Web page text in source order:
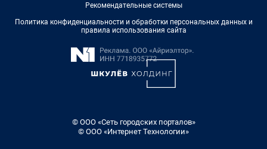
Рекомендательные системы
Политика конфиденциальности и обработки персональных данных и
правила использования сайта
© ООО «Сеть городских порталов»
© ООО «Интернет Технологии»